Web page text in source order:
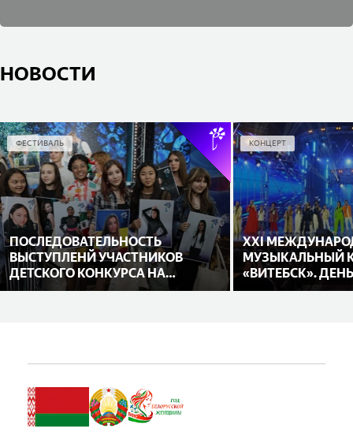
НОВОСТИ
ФЕСТИВАЛЬ
ПОСЛЕДОВАТЕЛЬНОСТЬ
ВЫСТУПЛЕНЙ УЧАСТНИКОВ
ДЕТСКОГО КОНКУРСА НА
«СЛАВЯНСКОМ БАЗАРЕ В
КОНЦЕРТ
XXI
МУЗЫКАЛЬНЫЙ
«ВИТЕБСК».